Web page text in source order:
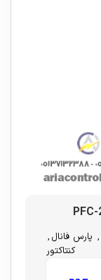
, پارس فانال ,
کنتاکتور